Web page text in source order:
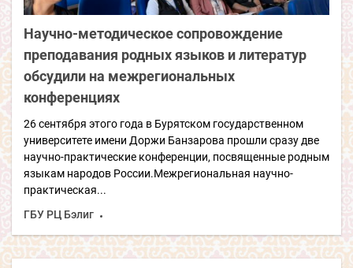
Научно-методическое сопровождение
преподавания родных языков и литератур
обсудили на межрегиональных
конференциях
26 сентября этого года в Бурятском государственном
университете имени Доржи Банзарова прошли сразу две
научно-практические конференции, посвященные родным
языкам народов России.Межрегиональная научно-
практическая...
ГБУ РЦ Бэлиг